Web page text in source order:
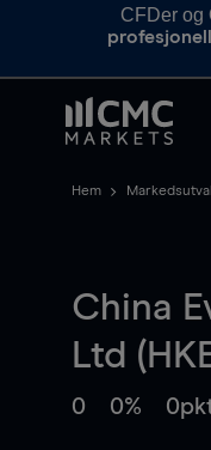
CFDer og
Hem
China
Ltd
0 0%